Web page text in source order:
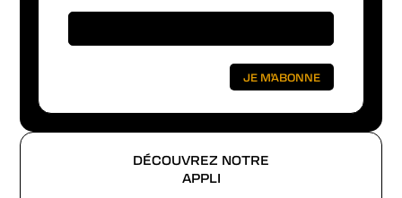
DÉCOUVREZ NOTRE
APPLI